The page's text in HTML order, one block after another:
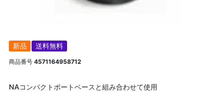
新品 送料無料
商品番号 4571164958712
NAコンパクトポートベースと組み合わせて使用